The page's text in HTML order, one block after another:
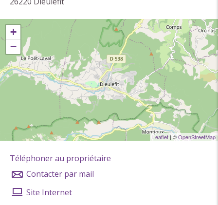
+
−
Leaflet | ©OpenStreetMap
Téléphoner au propriétaire
Contacter par mail
Site Internet